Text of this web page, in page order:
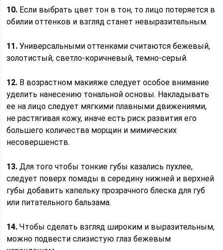
10. Если выбрать цвет тон в тон, то лицо потеряется в
обилии оттенков и взгляд станет невыразительным.
11. Универсальными оттенками считаются бежевый,
золотистый, светло-коричневый, темно-серый.
12. В возрастном макияже следует особое внимание
уделить нанесению тональной основы. Накладывать
ее на лицо следует мягкими плавными движениями,
не растягивая кожу, иначе есть риск развития его
большего количества морщин и мимических
несовершенств.
13. Для того чтобы тонкие губы казались пухлее,
следует поверх помады в середину нижней и верхней
губы добавить капельку прозрачного блеска для губ
или питательного бальзама.
14. Чтобы сделать взгляд широким и выразительным,
можно подвести слизистую глаз бежевым